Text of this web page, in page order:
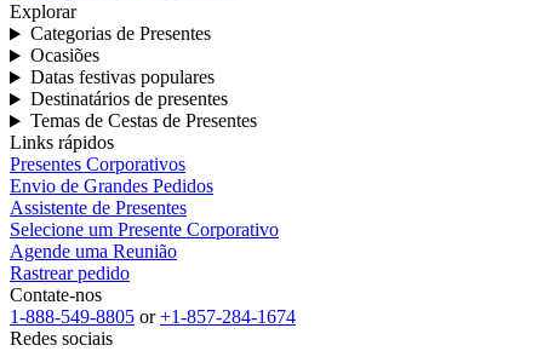
Explorar
Categorias de Presentes
Ocasiões
Datas festivas populares
Destinatários de presentes
Temas de Cestas de Presentes
Links rápidos
Presentes Corporativos
Envio de Grandes Pedidos
Assistente de Presentes
Selecione um Presente Corporativo
Agende uma Reunião
Rastrear pedido
Contate-nos
1-888-549-8805 or+1-857-284-1674
Redes sociais